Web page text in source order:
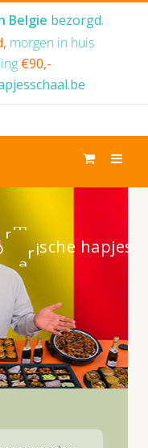
Belgie bezorgd.
morgen in huis
€90,-
es
r veel k eus